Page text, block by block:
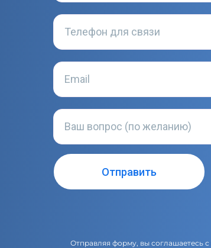
Отправляя форму, вы соглашаетесь с